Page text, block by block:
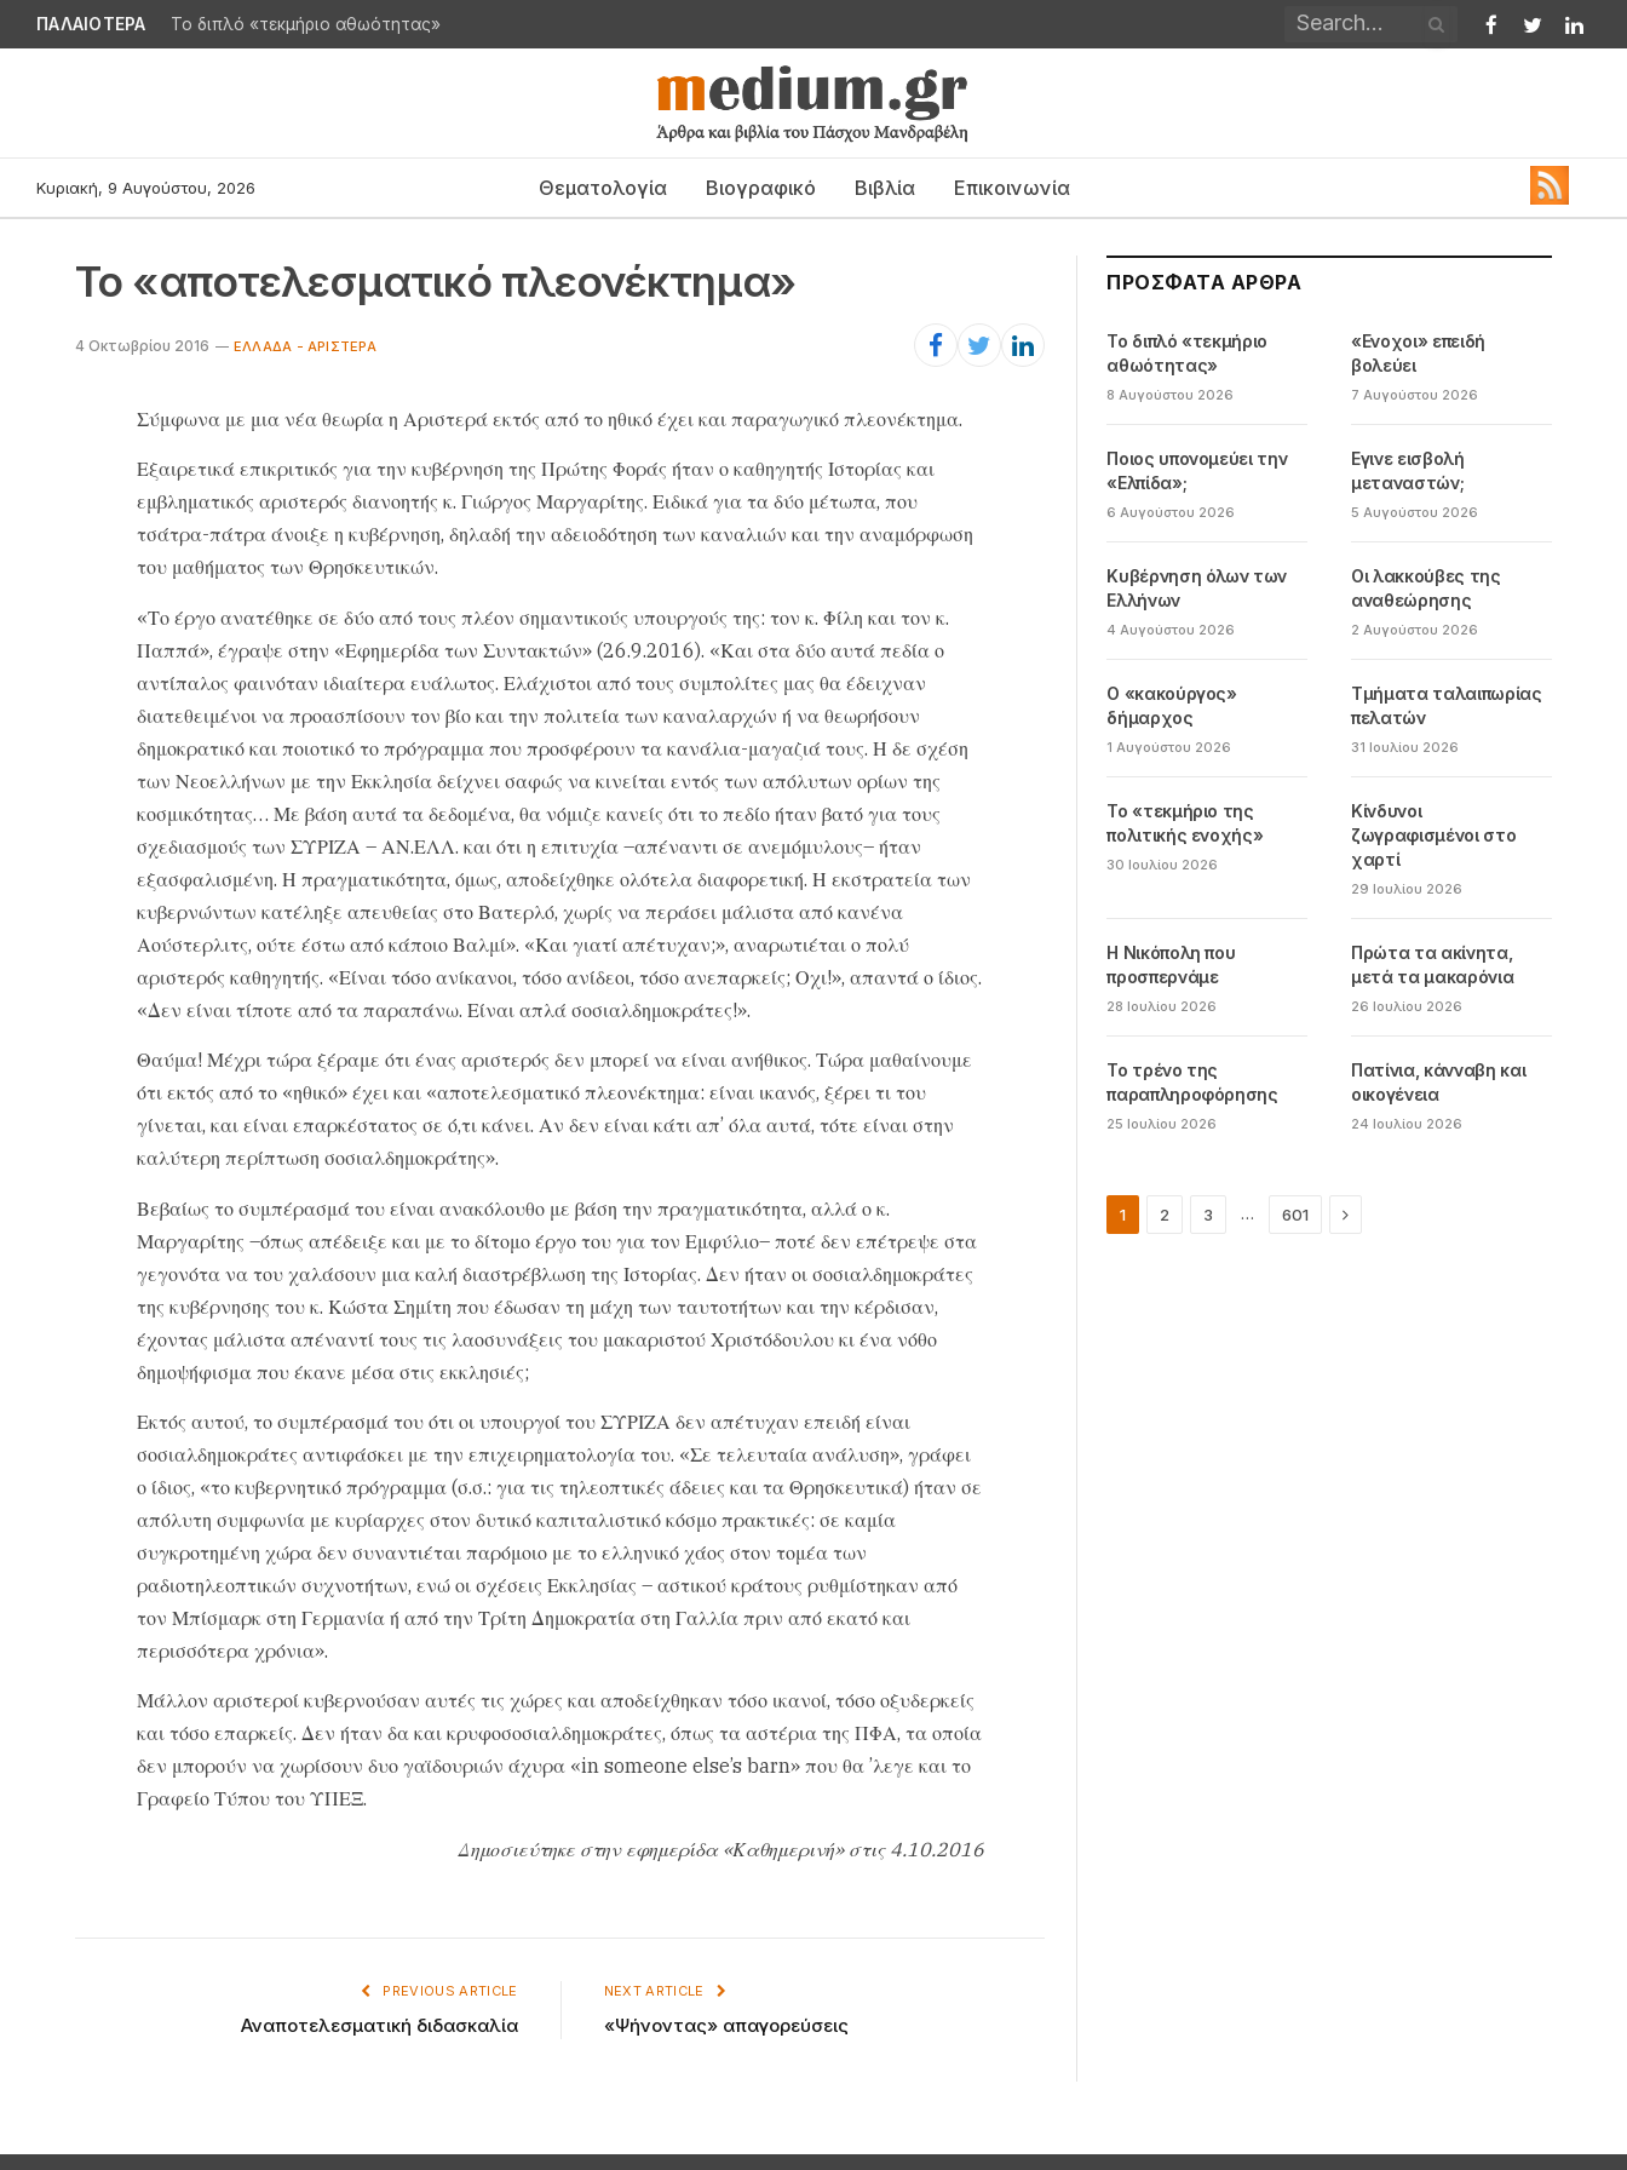
ΠΑΛΑΙΟΤΕΡΑ Το διπλό «τεκμήριο αθωότητας»
Facebook
Twitter
Κυριακή, 9 Αυγούστου, 2026 Θεματολογία Βιογραφικό Βιβλία Επικοινωνία
Το «αποτελεσματικό πλεονέκτημα»
4 Οκτωβρίου 2016 ΕΛΛΆΔΑ - ΑΡΙΣΤΕΡΆ
Σύμφωνα με μια νέα θεωρία η Αριστερά εκτός από το ηθικό έχει και παραγωγικό πλεονέκτημα.
Εξαιρετικά επικριτικός για την κυβέρνηση της Πρώτης Φοράς ήταν ο καθηγητής Ιστορίας και
εμβληματικός αριστερός διανοητής κ. Γιώργος Μαργαρίτης. Ειδικά για τα δύο μέτωπα, που
τσάτρα-πάτρα άνοιξε η κυβέρνηση, δηλαδή την αδειοδότηση των καναλιών και την αναμόρφωση
του μαθήματος των Θρησκευτικών.
«Το έργο ανατέθηκε σε δύο από τους πλέον σημαντικούς υπουργούς της: τον κ. Φίλη και τον κ.
Παππά», έγραψε στην «Εφημερίδα των Συντακτών» (26.9.2016). «Και στα δύο αυτά πεδία ο
αντίπαλος φαινόταν ιδιαίτερα ευάλωτος. Ελάχιστοι από τους συμπολίτες μας θα έδειχναν
διατεθειμένοι να προασπίσουν τον βίο και την πολιτεία των καναλαρχών ή να θεωρήσουν
δημοκρατικό και ποιοτικό το πρόγραμμα που προσφέρουν τα κανάλια-μαγαζιά τους. Η δε σχέση
των Νεοελλήνων με την Εκκλησία δείχνει σαφώς να κινείται εντός των απόλυτων ορίων της
κοσμικότητας… Με βάση αυτά τα δεδομένα, θα νόμιζε κανείς ότι το πεδίο ήταν βατό για τους
σχεδιασμούς των ΣΥΡΙΖΑ – ΑΝ.ΕΛΛ. και ότι η επιτυχία –απέναντι σε ανεμόμυλους– ήταν
εξασφαλισμένη. Η πραγματικότητα, όμως, αποδείχθηκε ολότελα διαφορετική. Η εκστρατεία των
κυβερνώντων κατέληξε απευθείας στο Βατερλό, χωρίς να περάσει μάλιστα από κανένα
Αούστερλιτς, ούτε έστω από κάποιο Βαλμί». «Και γιατί απέτυχαν;», αναρωτιέται ο πολύ
αριστερός καθηγητής. «Είναι τόσο ανίκανοι, τόσο ανίδεοι, τόσο ανεπαρκείς; Οχι!», απαντά ο ίδιος.
«Δεν είναι τίποτε από τα παραπάνω. Είναι απλά σοσιαλδημοκράτες!».
Θαύμα! Μέχρι τώρα ξέραμε ότι ένας αριστερός δεν μπορεί να είναι ανήθικος. Τώρα μαθαίνουμε
ότι εκτός από το «ηθικό» έχει και «αποτελεσματικό πλεονέκτημα: είναι ικανός, ξέρει τι του
γίνεται, και είναι επαρκέστατος σε ό,τι κάνει. Αν δεν είναι κάτι απ’ όλα αυτά, τότε είναι στην
καλύτερη περίπτωση σοσιαλδημοκράτης».
Βεβαίως το συμπέρασμά του είναι ανακόλουθο με βάση την πραγματικότητα, αλλά ο κ.
Μαργαρίτης –όπως απέδειξε και με το δίτομο έργο του για τον Εμφύλιο– ποτέ δεν επέτρεψε στα
γεγονότα να του χαλάσουν μια καλή διαστρέβλωση της Ιστορίας. Δεν ήταν οι σοσιαλδημοκράτες
της κυβέρνησης του κ. Κώστα Σημίτη που έδωσαν τη μάχη των ταυτοτήτων και την κέρδισαν,
έχοντας μάλιστα απέναντί τους τις λαοσυνάξεις του μακαριστού Χριστόδουλου κι ένα νόθο
δημοψήφισμα που έκανε μέσα στις εκκλησιές;
Εκτός αυτού, το συμπέρασμά του ότι οι υπουργοί του ΣΥΡΙΖΑ δεν απέτυχαν επειδή είναι
σοσιαλδημοκράτες αντιφάσκει με την επιχειρηματολογία του. «Σε τελευταία ανάλυση», γράφει
ο ίδιος, «το κυβερνητικό πρόγραμμα (σ.σ.: για τις τηλεοπτικές άδειες και τα Θρησκευτικά) ήταν σε
απόλυτη συμφωνία με κυρίαρχες στον δυτικό καπιταλιστικό κόσμο πρακτικές: σε καμία
συγκροτημένη χώρα δεν συναντιέται παρόμοιο με το ελληνικό χάος στον τομέα των
ραδιοτηλεοπτικών συχνοτήτων, ενώ οι σχέσεις Εκκλησίας – αστικού κράτους ρυθμίστηκαν από
τον Μπίσμαρκ στη Γερμανία ή από την Τρίτη Δημοκρατία στη Γαλλία πριν από εκατό και
περισσότερα χρόνια».
Μάλλον αριστεροί κυβερνούσαν αυτές τις χώρες και αποδείχθηκαν τόσο ικανοί, τόσο οξυδερκείς
και τόσο επαρκείς. Δεν ήταν δα και κρυφοσοσιαλδημοκράτες, όπως τα αστέρια της ΠΦΑ, τα οποία
δεν μπορούν να χωρίσουν δυο γαϊδουριών άχυρα «in someone else’s barn» που θα ’λεγε και το
Γραφείο Τύπου του ΥΠΕΞ.
Δημοσιεύτηκε στην εφημερίδα «Καθημερινή» στις 4.10.2016
PREVIOUS ARTICLE
Αναποτελεσματική διδασκαλία
NEXT ARTICLE
«Ψήνοντας» απαγορεύσεις
ΠΡΌΣΦΑΤΑ ΆΡΘΡΑ
Το διπλό «τεκμήριο
αθωότητας»
8 Αυγούστου 2026
«Ενοχοι» επειδή
βολεύει
7 Αυγούστου 2026
Ποιος υπονομεύει την
«Ελπίδα»;
6 Αυγούστου 2026
Εγινε εισβολή
μεταναστών;
5 Αυγούστου 2026
Κυβέρνηση όλων των
Ελλήνων
4 Αυγούστου 2026
Οι λακκούβες της
αναθεώρησης
2 Αυγούστου 2026
Ο «κακούργος»
δήμαρχος
1 Αυγούστου 2026
Τμήματα ταλαιπωρίας
πελατών
31 Ιουλίου 2026
Το «τεκμήριο της
πολιτικής ενοχής»
30 Ιουλίου 2026
Κίνδυνοι
ζωγραφισμένοι στο
χαρτί
29 Ιουλίου 2026
Η Νικόπολη που
προσπερνάμε
28 Ιουλίου 2026
Πρώτα τα ακίνητα,
μετά τα μακαρόνια
26 Ιουλίου 2026
Το τρένο της
παραπληροφόρησης
25 Ιουλίου 2026
Πατίνια, κάνναβη και
οικογένεια
24 Ιουλίου 2026
1 2 3 … 601 Next